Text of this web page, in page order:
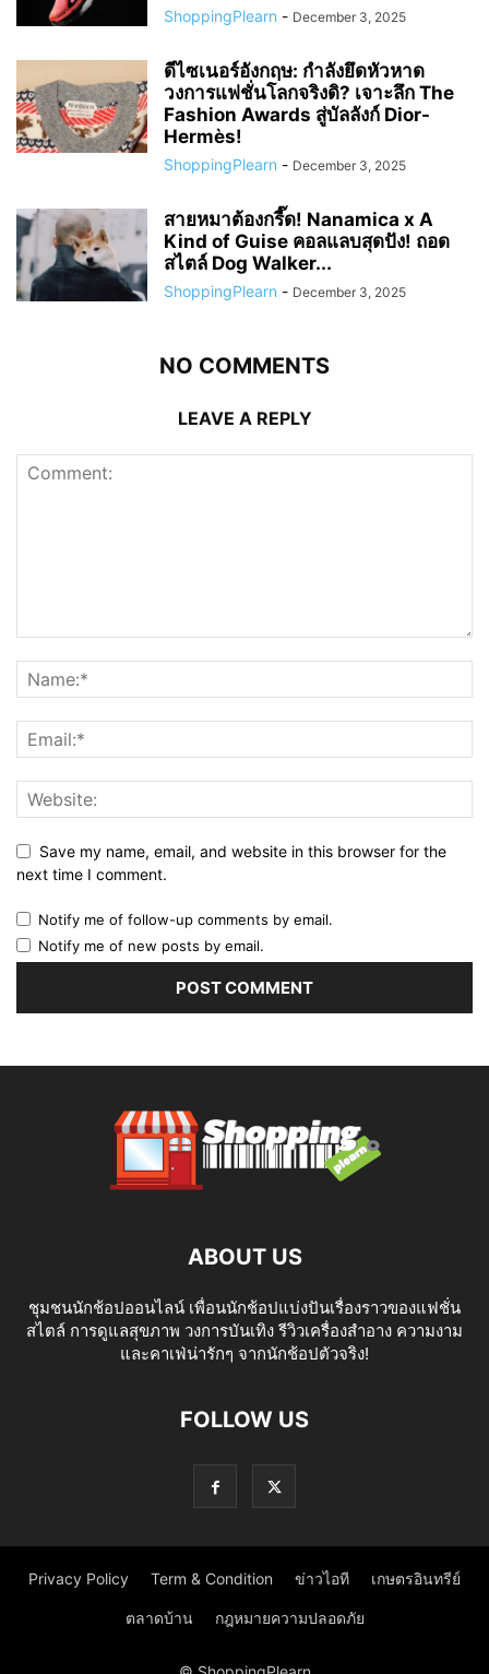
ShoppingPlearn - December 3, 2025
ดีไซเนอร์อังกฤษ: กำลังยึดหัวหาด
วงการแฟชั่นโลกจริงดิ? เจาะลึก The
Fashion Awards สู่บัลลังก์ Dior-
Hermès!
ShoppingPlearn - December 3, 2025
สายหมาต้องกรี๊ด! Nanamica x A
Kind of Guise คอลแลบสุดปัง! ถอด
สไตล์ Dog Walker...
ShoppingPlearn - December 3, 2025
NO COMMENTS
LEAVE A REPLY
Save my name, email, and website in this browser for the
next time I comment.
Notify me of follow-up comments by email.
Notify me of new posts by email.
ABOUT US
ชุมชนนักช้อปออนไลน์ เพื่อนนักช้อปแบ่งปันเรื่องราวของแฟชั่น
สไตล์ การดูแลสุขภาพ วงการบันเทิง รีวิวเครื่องสำอาง ความงาม
และคาเฟ่น่ารักๆ จากนักช้อปตัวจริง!
FOLLOW US
Privacy Policy Term & Condition ข่าวไอที เกษตรอินทรีย์
ตลาดบ้าน กฎหมายความปลอดภัย